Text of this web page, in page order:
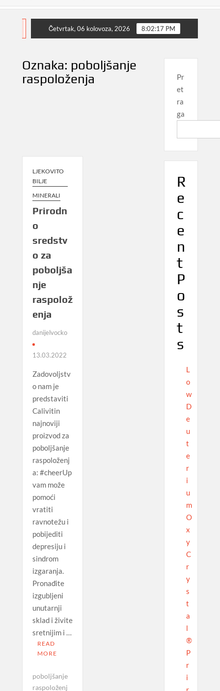
FLASH
SHAKE ONE PURE Protiv
Četvrtak, 06 kolovoza, 2026 8:02:18 PM
Oznaka: poboljšanje
raspoloženja
LJEKOVITO
BILJE
MINERALI
Prirodn
o
sredstv
o za
poboljša
nje
raspolož
enja
danijelvocko
13.03.2022
Zadovoljstv
o nam je
predstaviti
Calivitin
najnoviji
proizvod za
poboljšanje
raspoloženj
a: #cheerUp
vam može
pomoći
vratiti
ravnotežu i
pobijediti
depresiju i
sindrom
izgaranja.
Pronađite
izgubljeni
unutarnji
sklad i živite
sretnijim i …
READ
MORE
poboljšanje
raspoloženj
Pr
et
ra
ga
R
e
c
e
n
t
P
o
s
t
s
L
o
w
D
e
u
t
e
r
i
u
m
O
x
y
C
r
y
s
t
a
l
®
P
r
i